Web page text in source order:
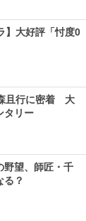
】大好評「忖度0
且行に密着 大
タリー
野望、師匠・千
？